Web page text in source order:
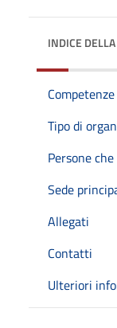
INDICE
Competenze
Tipo di
Persone
Sede
Allegati
Contatti
Ulteriori